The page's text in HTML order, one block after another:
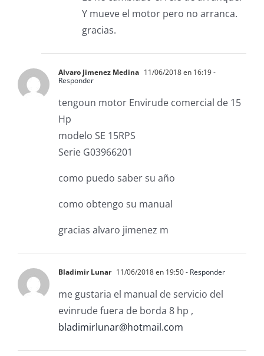
Y mueve el motor pero no arranca.
gracias.
Alvaro Jimenez Medina 11/06/2018 en 16:19-
Responder
tengoun motor Envirude comercial de 15
Hp
modelo SE 15RPS
Serie G03966201
como puedo saber su año
como obtengo su manual
gracias alvaro jimenez m
Bladimir Lunar 11/06/2018 en 19:50- Responder
me gustaria el manual de servicio del
evinrude fuera de borda 8 hp ,
bladimirlunar@hotmail.com